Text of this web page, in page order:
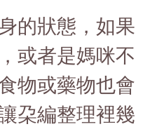
的狀態，如果
或者是媽咪不
物或藥物也會
朶編整理裡幾